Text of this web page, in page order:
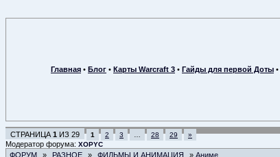
Главная • Блог • Карты Warcraft 3 • Гайды для первой Доты •
СТРАНИЦА 1 ИЗ 29 1 2 3 28 29 »
Модератор форума: XOPYC
ФОРУМ » РАЗНОЕ » ФИЛЬМЫ И АНИМАЦИЯ » Аниме